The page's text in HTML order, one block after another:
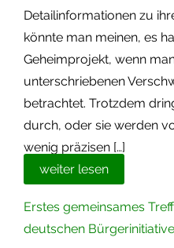
Detailinformationen zu
könnte man meinen, es
Geheimprojekt, wenn
unterschriebenen
betrachtet. Trotzdem
durch, oder sie werden
wenig präzisen […]
weiter lesen
Erstes gemeinsames
deutschen